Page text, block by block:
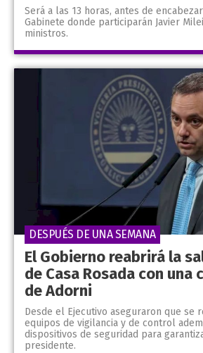
Será a las 13 horas, antes de
Gabinete donde participarán Javier
ministros.
El Gobierno reabrirá la
de Casa Rosada con una
de Adorni
Desde el Ejecutivo aseguraron que se
equipos de vigilancia y de control
dispositivos de seguridad para
presidente.
DESPUÉS DE UNA SEMANA